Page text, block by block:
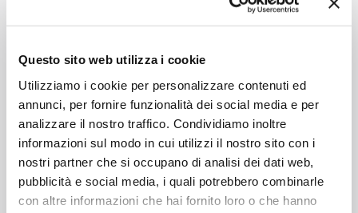
Questo sito web utilizza i cookie
Utilizziamo i cookie per personalizzare contenuti ed
annunci, per fornire funzionalità dei social media e per
analizzare il nostro traffico. Condividiamo inoltre
informazioni sul modo in cui utilizzi il nostro sito con i
nostri partner che si occupano di analisi dei dati web,
pubblicità e social media, i quali potrebbero combinarle
con altre informazioni che hai fornito loro o che hanno
Lo stile Bohemién propone una grande
varietà di motivi decorativi e palette
cromatiche. Le nostre proposte dunque
spaziano dal CROMO – ORO SPAZZOLATO
– ORO LUCIDO – PVD DORATO – PVD
RAME – PVD TOTAL BLACK fino ai colori
pastello VERDE PASTELLO e TURCHESE
PASTELLO.